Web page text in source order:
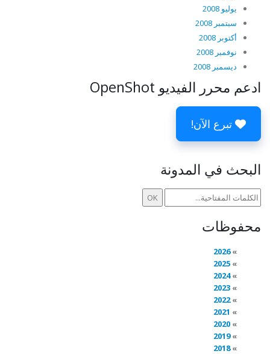
يوليو 2008
سبتمبر 2008
أكتوبر 2008
نوفمبر 2008
ديسمبر 2008
ادعم محرر الفيديو OpenShot
تبرع الآن!
البحث في المدونة
محفوظات
2026
2025
2024
2023
2022
2021
2020
2019
2018